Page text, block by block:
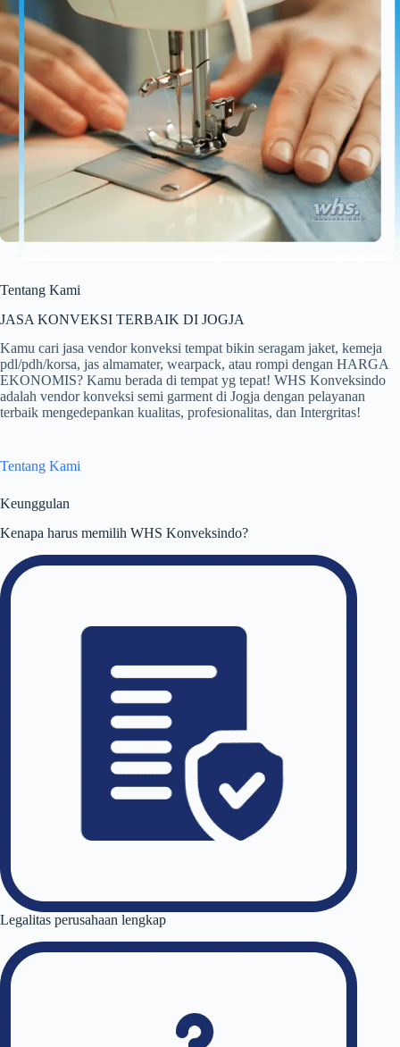
Tentang Kami
JASA KONVEKSI TERBAIK DI JOGJA
Kamu cari jasa vendor konveksi tempat bikin seragam jaket, kemeja
pdl/pdh/korsa, jas almamater, wearpack, atau rompi dengan HARGA
EKONOMIS? Kamu berada di tempat yg tepat! WHS Konveksindo
adalah vendor konveksi semi garment di Jogja dengan pelayanan
terbaik mengedepankan kualitas, profesionalitas, dan Intergritas!
Tentang Kami
Keunggulan
Kenapa harus memilih WHS Konveksindo?
Legalitas perusahaan lengkap